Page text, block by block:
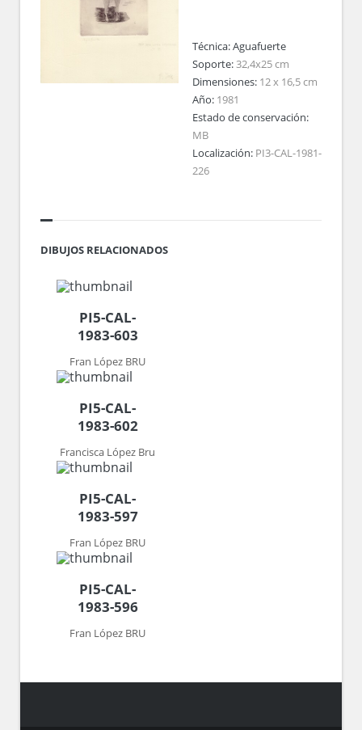
Técnica:Aguafuerte
Soporte:32,4x25 cm
Dimensiones: 12 x 16,5 cm
Año: 1981
Estado de conservación:
MB
Localización: PI3-CAL-1981-
226
DIBUJOS RELACIONADOS
PI5-CAL-
1983-603
Fran López BRU
PI5-CAL-
1983-602
Francisca López Bru
PI5-CAL-
1983-597
Fran López BRU
PI5-CAL-
1983-596
Fran López BRU